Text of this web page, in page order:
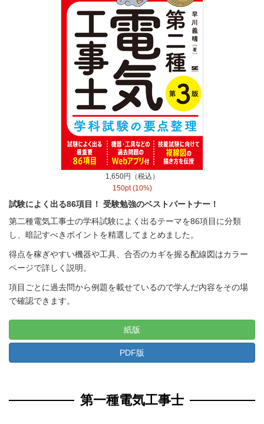
1,650円（税込）
150pt (10%)
試験によく出る86項目！ 受験勉強のベストパートナー！
第二種電気工事士の学科試験によく出るテーマを86項目に分類
し、暗記すべきポイントを精選してまとめました。
得点を稼ぎやすい機器や工具、合否のカギを握る配線図はカラー
ページで詳しく説明。
項目ごとに過去問から例題を載せているので学んだ内容をその場
で確認できます。
紙版
PDF版
第一種電気工事士